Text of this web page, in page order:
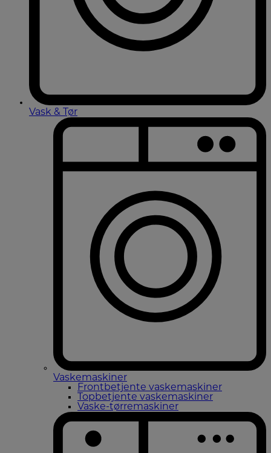
Vask & Tør
Vaskemaskiner
Frontbetjente vaskemaskiner
Topbetjente vaskemaskiner
Vaske-tørremaskiner